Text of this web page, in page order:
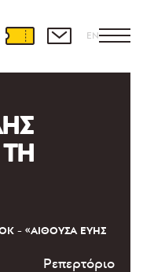
EN
- «ΑΊΘΟΥΣΑ ΕΎΗΣ
Ρεπερτόριο